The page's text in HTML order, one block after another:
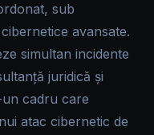
sub
avansate.
simultan incidente
juridică și
cadru care
atac cibernetic de